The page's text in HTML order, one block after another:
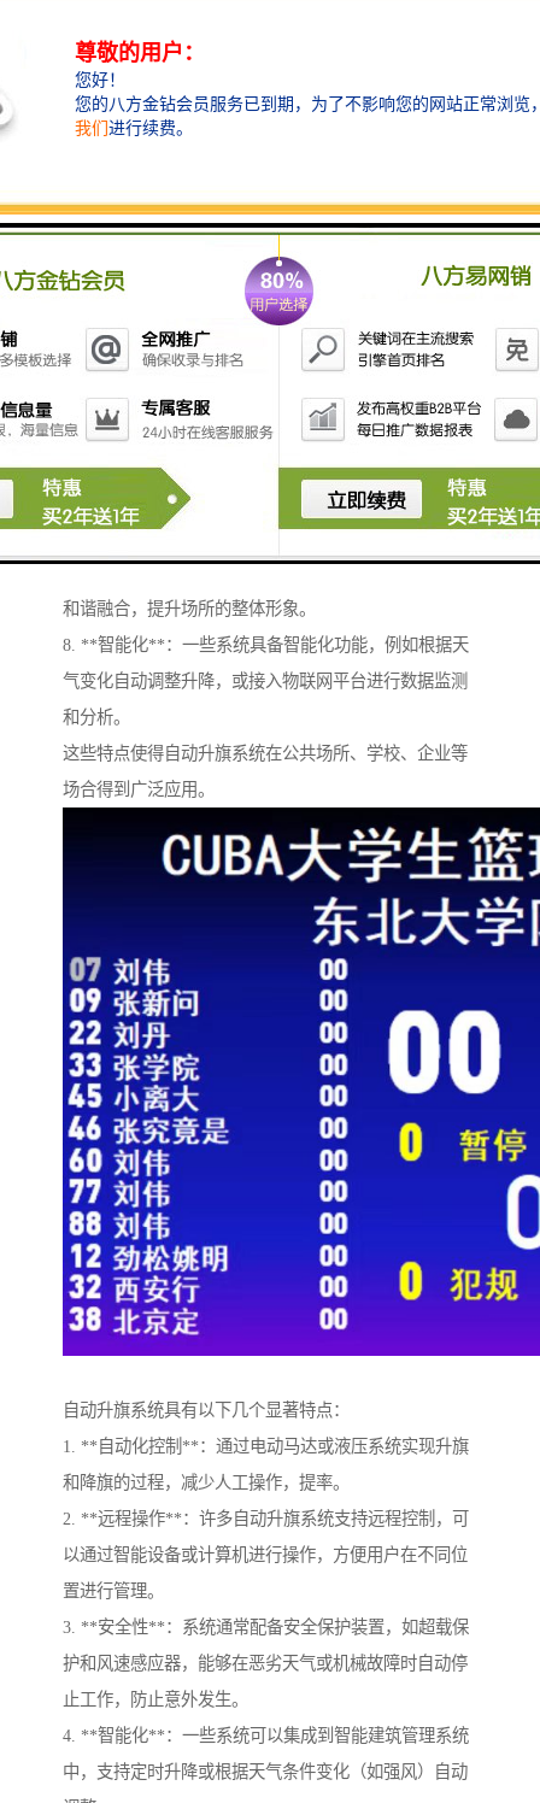
实现旗帜自动升降的装置。其主要特点包括：
1. **自动化操作**：系统能够在预设时间自动升降旗
帜，减少人工操作，提率。
度和高度，确保旗帜在*位置。
护、风速监测等，以防止在恶劣天气或异常情况下造成
4. **远程控制**：一些自动升旗系统支持远程控制功
5. **节能环保**：许多现代系统采用太阳能或其他可再
生能源供电，具有良好的节能和环保性能。
6. **耐用性**：系统一般采用耐腐蚀、抗风雨的材料制
作，能够适应户外环境，延长使用寿命。
和谐融合，提升场所的整体形象。
8. **智能化**：一些系统具备智能化功能，例如根据天
气变化自动调整升降，或接入物联网平台进行数据监测
和分析。
这些特点使得自动升旗系统在公共场所、学校、企业等
场合得到广泛应用。
自动升旗系统具有以下几个显著特点：
1. **自动化控制**：通过电动马达或液压系统实现升旗
和降旗的过程，减少人工操作，提率。
2. **远程操作**：许多自动升旗系统支持远程控制，可
以通过智能设备或计算机进行操作，方便用户在不同位
置进行管理。
3. **安全性**：系统通常配备安全保护装置，如超载保
护和风速感应器，能够在恶劣天气或机械故障时自动停
止工作，防止意外发生。
4. **智能化**：一些系统可以集成到智能建筑管理系统
中，支持定时升降或根据天气条件变化（如强风）自动